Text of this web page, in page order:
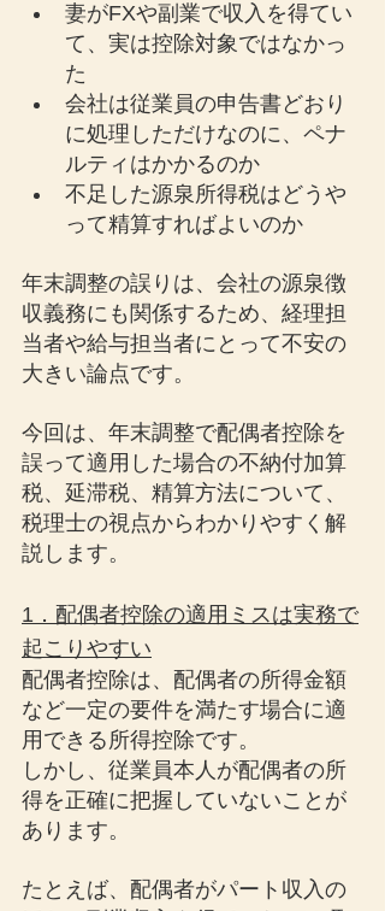
妻がFXや副業で収入を得てい
て、実は控除対象ではなかっ
た
会社は従業員の申告書どおり
に処理しただけなのに、ペナ
ルティはかかるのか
不足した源泉所得税はどうや
って精算すればよいのか
年末調整の誤りは、会社の源泉徴
収義務にも関係するため、経理担
当者や給与担当者にとって不安の
大きい論点です。
今回は、年末調整で配偶者控除を
誤って適用した場合の不納付加算
税、延滞税、精算方法について、
税理士の視点からわかりやすく解
説します。
1．配偶者控除の適用ミスは実務で
起こりやすい
配偶者控除は、配偶者の所得金額
など一定の要件を満たす場合に適
用できる所得控除です。
しかし、従業員本人が配偶者の所
得を正確に把握していないことが
あります。
たとえば、配偶者がパート収入の